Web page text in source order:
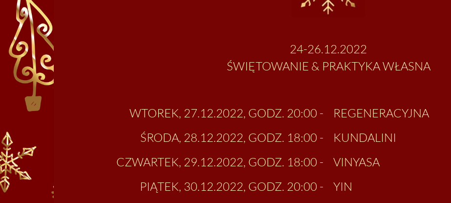
24-26.12.2022
ŚWIĘTOWANIE & PRAKTYKA WŁASNA
WTOREK, 27.12.2022, GODZ. 20:00 -
REGENERACYJNA
ŚRODA, 28.12.2022, GODZ. 18:00 -
KUNDALINI
CZWARTEK, 29.12.2022, GODZ. 18:00 -
VINYASA
PIĄTEK, 30.12.2022, GODZ. 20:00 -
YIN